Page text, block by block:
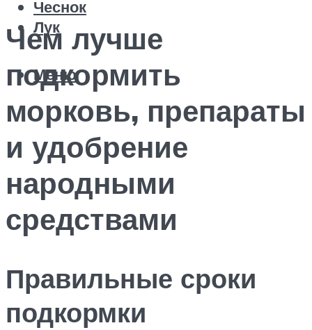
Чеснок
Лук
Меню
Чем лучше
подкормить
морковь, препараты
и удобрение
народными
средствами
Правильные сроки
подкормки